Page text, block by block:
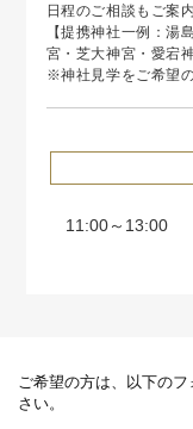
日程のご相談もご案
【提携神社一例：湯
宮・芝大神宮・愛宕
※神社見学をご希望
11:00～13:00